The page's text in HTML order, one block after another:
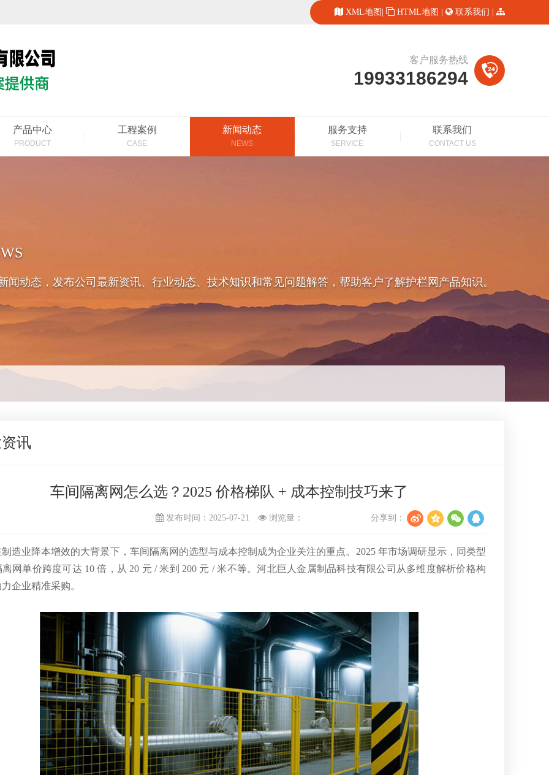
XML地图 HTML地图 联系我们
客户服务热线
19933186294
产品中心
PRODUCT
工程案例
CASE
新闻动态
NEWS
服务支持
SERVICE
联系我们
CONTACT US
闻动态，发布公司最新资讯、行业动态、技术知识和常见问题解答，帮助客户了解护栏网产品知识。
讯
车间隔离网怎么选？2025 价格梯队 + 成本控制技巧来了
发布时间：2025-07-21 浏览量： 分享到：
制造业降本增效的大背景下，车间隔离网的选型与成本控制成为企业关注的重点。2025 年市场调研显示，同类型
网单价跨度可达 10 倍，从 20 元 / 米到 200 元 / 米不等。河北巨人金属制品科技有限公司从多维度解析价格构
企业精准采购。